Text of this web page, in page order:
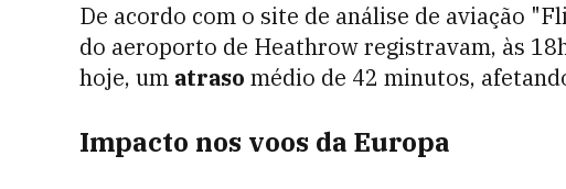
De acordo com o site de análise de aviação
do aeroporto de Heathrow registravam, às
hoje, um atraso médio de 42 minutos,
Impacto nos voos da Europa